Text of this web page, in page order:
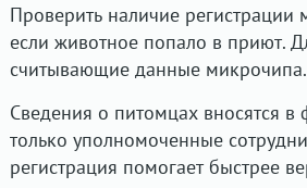
Проверить наличие
если животное попало в приют.
считывающие данные микрочипа.
Сведения о питомцах вносятся
только уполномоченные
регистрация помогает быстрее